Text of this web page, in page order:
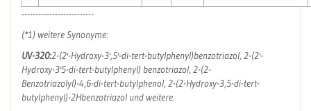
--------------------------
(*1) weitere Synonyme:
UV-320:2-(2'-Hydroxy-3',5'-di-tert-butylphenyl)benzotriazol, 2-(2'-
Hydroxy-3'5-di-tert-butylphenyl) benzotriazol, 2-(2-
Benzotriazolyl)-4,6-di-tert-butylphenol, 2-(2-Hydroxy-3,5-di-tert-
butylphenyl)-2Hbenzotriazol und weitere.